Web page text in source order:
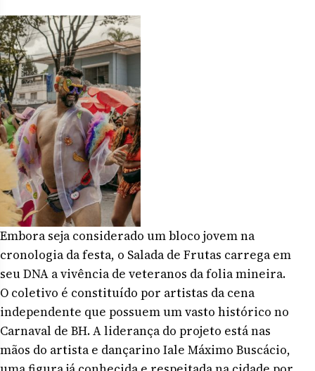
Embora seja considerado um bloco jovem na
cronologia da festa, o Salada de Frutas carrega em
seu DNA a vivência de veteranos da folia mineira.
O coletivo é constituído por artistas da cena
independente que possuem um vasto histórico no
Carnaval de BH. A liderança do projeto está nas
mãos do artista e dançarino Iale Máximo Buscácio,